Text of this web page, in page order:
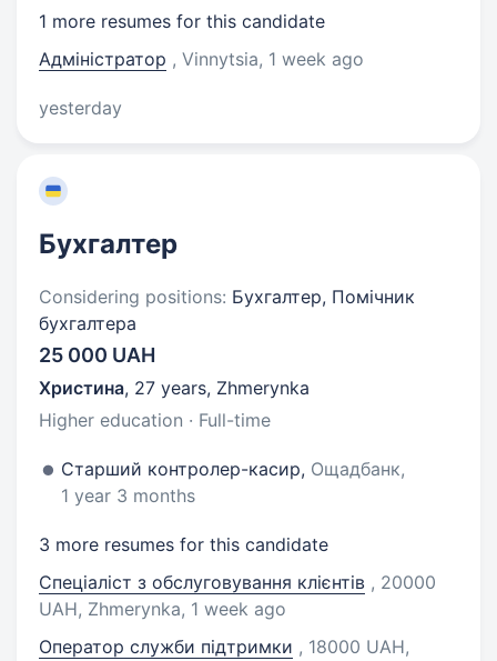
1 more resumes for this candidate
Адміністратор , Vinnytsia, 1 week ago
yesterday
Бухгалтер
Considering positions: Бухгалтер, Помічник
бухгалтера
25 000 UAH
Христина, 27 years, Zhmerynka
Higher education · Full-time
Старший контролер-касир, Ощадбанк,
1 year 3 months
3 more resumes for this candidate
Спеціаліст з обслуговування клієнтів , 20000
UAH, Zhmerynka, 1 week ago
Оператор служби підтримки , 18000 UAH,